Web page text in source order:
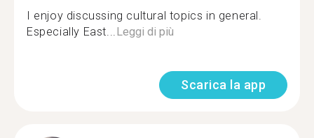
I enjoy discussing cultural topics in general.
Especially East...Leggi di più
Scarica la app